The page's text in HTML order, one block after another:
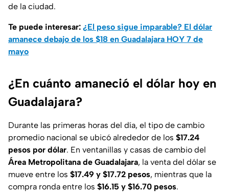
de la ciudad.
Te puede interesar: ¿El peso sigue imparable? El dólar
amanece debajo de los $18 en Guadalajara HOY 7 de
mayo
¿En cuánto amaneció el dólar hoy en
Guadalajara?
Durante las primeras horas del día, el tipo de cambio
promedio nacional se ubicó alrededor de los $17.24
pesos por dólar. En ventanillas y casas de cambio del
Área Metropolitana de Guadalajara, la venta del dólar se
mueve entre los $17.49 y $17.72 pesos, mientras que la
compra ronda entre los $16.15 y $16.70 pesos.